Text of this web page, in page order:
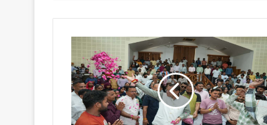
Uttarakhand
News:
निकाय
कर्मचारियों
के
आभार
रैली